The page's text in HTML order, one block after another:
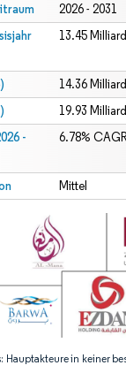
2026 - 2031
13.45
14.36
19.93
-
6.78%
Mittel
Hauptakteure in keiner
Wiederverwendung